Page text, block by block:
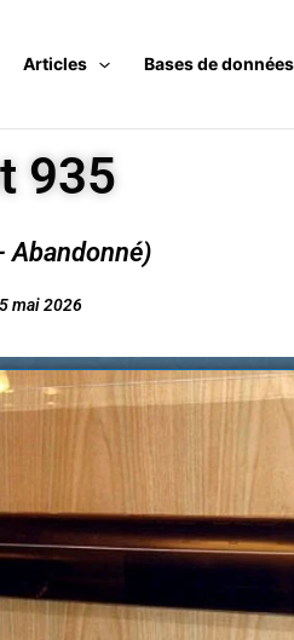
Articles Bases de données
935
Abandonné)
mai 2026